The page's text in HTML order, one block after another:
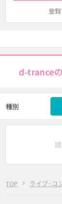
TOP ライブ･コ
登
d-trance
種別